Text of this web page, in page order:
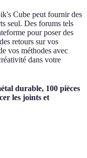
Cube peut fournir des
seul. Des forums tels
pour poser des
retours sur vos
vos méthodes avec
dans votre
durable, 100 pièces
les joints et